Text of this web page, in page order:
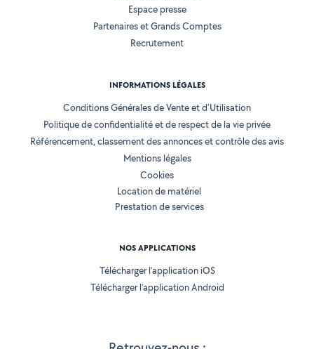
Espace presse
Partenaires et Grands Comptes
Recrutement
INFORMATIONS LÉGALES
Conditions Générales de Vente et d'Utilisation
Politique de confidentialité et de respect de la vie privée
Référencement, classement des annonces et contrôle des avis
Mentions légales
Cookies
Location de matériel
Prestation de services
NOS APPLICATIONS
Télécharger l’application iOS
Télécharger l’application Android